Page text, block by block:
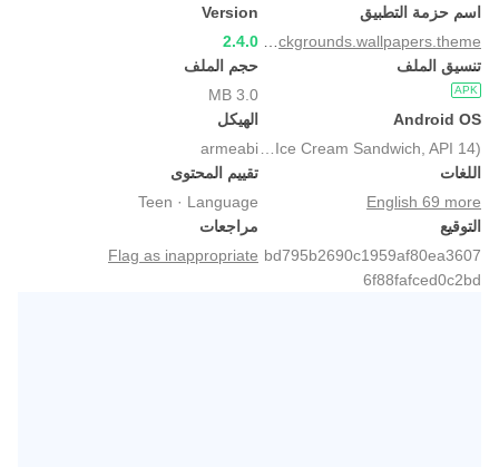
اسم حزمة التطبيق
Version
2.4.0
تنسيق الملف
APK
حجم الملف
3.0 MB
Android OS
الهيكل
armeabi
اللغات
English 69 more
تقييم المحتوى
Teen · Language
التوقيع
bd795b2690c1959af80ea3607
6f88fafced0c2bd
مراجعات
Flag as inappropriate